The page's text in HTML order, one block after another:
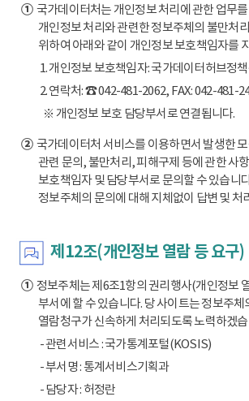
①국가데이터처는 개인정보 처리에 관한 업무
개인정보 처리와 관련한 정보주체의 불만처
위하여 아래와 같이 개인정보 보호책임자를
1. 개인정보 보호책임자: 국가데이터허브정
2. 연락처: ☎ 042-481-2062, FAX: 042-481-
※ 개인정보 보호 담당부서로 연결됩니다.
②국가데이터처 서비스를 이용하면서 발생한
관련 문의, 불만처리, 피해구제 등에 관한 사
보호책임자 및 담당부서로 문의할 수 있습니
정보주체의 문의에 대해 지체없이 답변 및 처
제12조(개인정보 열람 등 요구)
①정보주체는 제6조1항의 권리행사(개인정보
부서에 할 수 있습니다. 당 사이트는 정보주체
열람청구가 신속하게 처리되도록 노력하겠
- 관련서비스 : 국가통계포털(KOSIS)
- 부서명 : 통계서비스기획과
- 담당자 : 허정란